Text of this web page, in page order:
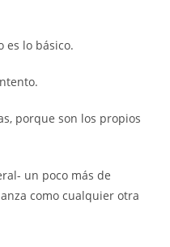
es lo básico.
porque son los propios
un poco más de
como cualquier otra